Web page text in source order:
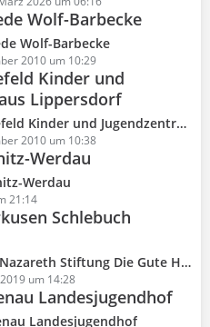
Wolf-Barbecke
Wolf-Barbecke
2010 um 10:29
Kinder und
Lippersdorf
und Jugendzentrum Haus Lippersdorf
2010 um 10:38
Werdau
Werdau
21:14
Schlebuch
Stiftung Die Gute Hand
um 14:28
Landesjugendhof
Landesjugendhof